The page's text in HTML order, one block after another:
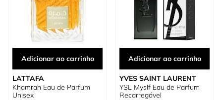
Adicionar ao carrinho
LATTAFA
Khamrah Eau de Parfum
Unisex
Adicionar ao carrinho
YVES SAINT LAURENT
YSL Myslf Eau de Parfum
Recarregável